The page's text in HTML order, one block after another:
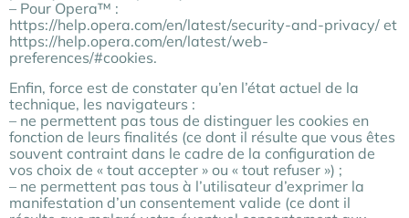
– Pour Opera™ :
https://help.opera.com/en/latest/security-and-privacy/ et
https://help.opera.com/en/latest/web-
preferences/#cookies.
Enfin, force est de constater qu’en l’état actuel de la
technique, les navigateurs :
– ne permettent pas tous de distinguer les cookies en
fonction de leurs finalités (ce dont il résulte que vous êtes
souvent contraint dans le cadre de la configuration de
vos choix de « tout accepter » ou « tout refuser ») ;
– ne permettent pas tous à l’utilisateur d’exprimer la
manifestation d’un consentement valide (ce dont il